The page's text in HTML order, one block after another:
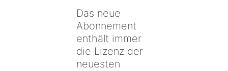
Das neue
Abonnement
enthält immer
die Lizenz der
neuesten